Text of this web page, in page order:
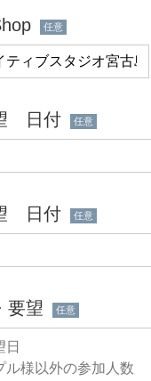
任意
日付 任意
日付 任意
要望 任意